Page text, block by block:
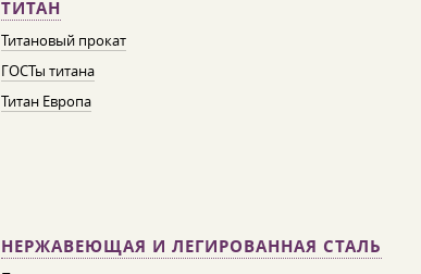
ТИТАН
Титановый прокат
ГОСТы титана
Титан Европа
НЕРЖАВЕЮЩАЯ И ЛЕГИРОВАННАЯ СТАЛЬ